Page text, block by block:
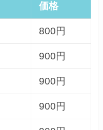
価格
800円
900円
900円
900円